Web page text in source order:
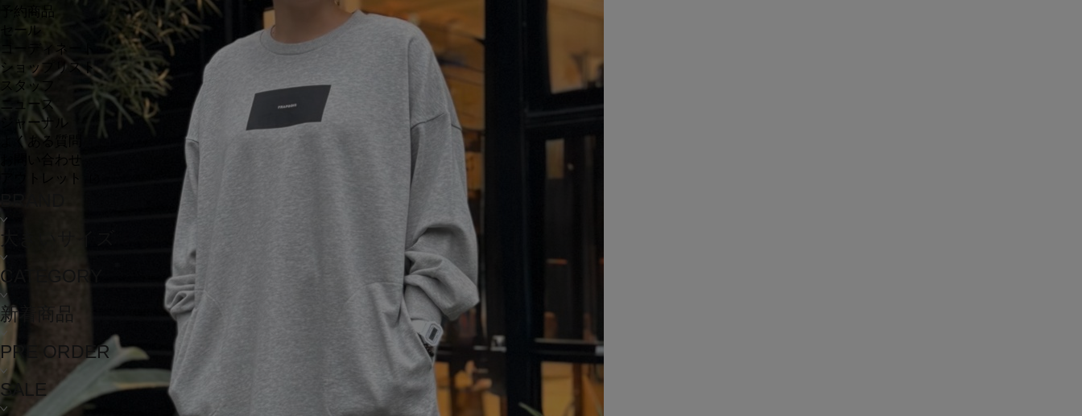
予約商品
セール
コーディネート
ショップリスト
スタッフ
ニュース
ジャーナル
よくある質問
お問い合わせ
アウトレット
大きいサイズ
CATEGORY
新着商品
PRE ORDER
SALE